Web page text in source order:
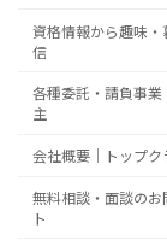
資格情報から趣味
信
各種委託・請負事
主
会社概要｜トップ
無料相談・面談の
ト